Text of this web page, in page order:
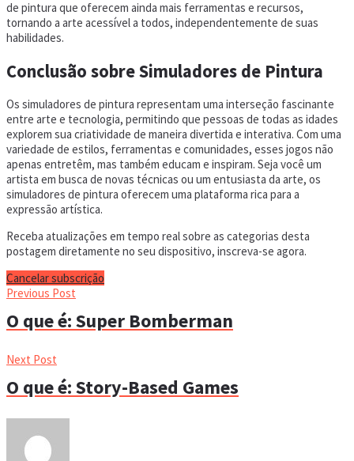
de pintura que oferecem ainda mais ferramentas e recursos,
tornando a arte acessível a todos, independentemente de suas
habilidades.
Conclusão sobre Simuladores de Pintura
Os simuladores de pintura representam uma interseção fascinante
entre arte e tecnologia, permitindo que pessoas de todas as idades
explorem sua criatividade de maneira divertida e interativa. Com uma
variedade de estilos, ferramentas e comunidades, esses jogos não
apenas entretêm, mas também educam e inspiram. Seja você um
artista em busca de novas técnicas ou um entusiasta da arte, os
simuladores de pintura oferecem uma plataforma rica para a
expressão artística.
Receba atualizações em tempo real sobre as categorias desta
postagem diretamente no seu dispositivo, inscreva-se agora.
Cancelar subscrição
Previous Post
O que é: Super Bomberman
Next Post
O que é: Story-Based Games